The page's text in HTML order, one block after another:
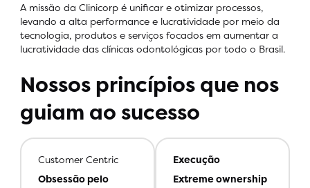
A missão da Clinicorp é unificar e otimizar processos,
levando a alta performance e lucratividade por meio da
tecnologia, produtos e serviços focados em aumentar a
lucratividade das clínicas odontológicas por todo o Brasil.
Nossos princípios que nos
guiam ao sucesso
Customer Centric
Obsessão pelo
Execução
Extreme ownership